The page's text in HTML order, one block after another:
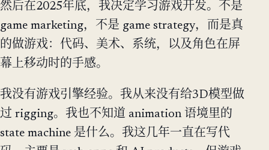
然后在2025年底，我决定学习游戏开发。不是
game marketing，不是 game strategy，而是真
的做游戏：代码、美术、系统，以及角色在屏
幕上移动时的手感。
我没有游戏引擎经验。我从来没有给3D模型做
过 rigging。我也不知道 animation 语境里的
state machine 是什么。我这几年一直在写代